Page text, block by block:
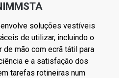
soluções vestíveis
de utilizar, incluindo o
de mão com ecrã tátil para
e a satisfação dos
tarefas rotineiras num